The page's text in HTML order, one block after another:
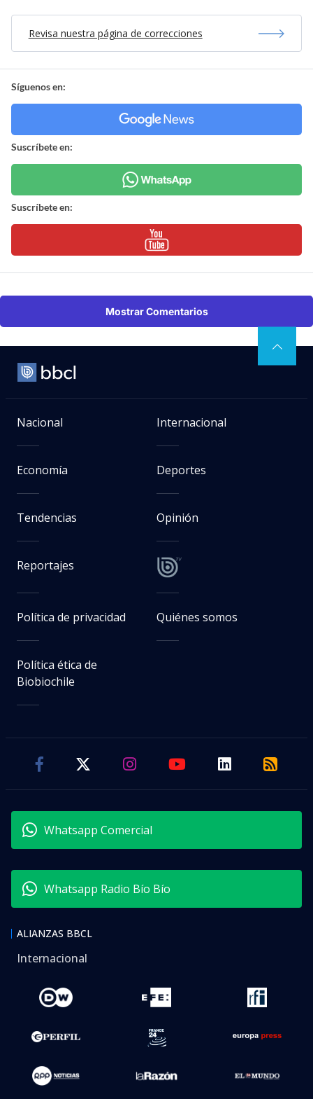
Revisa nuestra página de correcciones
Síguenos en:
Suscríbete en:
Suscríbete en:
Mostrar Comentarios
Nacional Internacional
Economía Deportes
Tendencias Opinión
Reportajes
Política de privacidad Quiénes somos
Política ética de
Biobiochile
Whatsapp Comercial
Whatsapp Radio Bío Bío
ALIANZAS BBCL
Internacional